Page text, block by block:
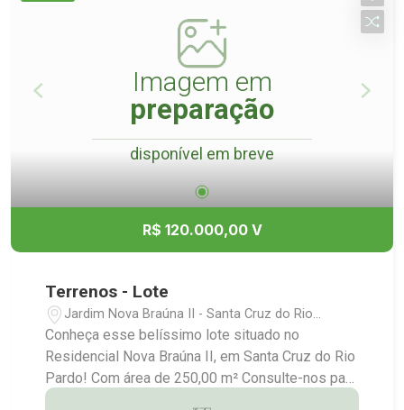
Imagem em
preparação
disponível em breve
R$ 120.000,00 V
Terrenos - Lote
Jardim Nova Braúna II - Santa Cruz do Rio
Pardo/SP
Conheça esse belíssimo lote situado no
Residencial Nova Braúna II, em Santa Cruz do Rio
Pardo! Com área de 250,00 m² Consulte-nos para
maiores informações: (14) 3372-2528 / (14)